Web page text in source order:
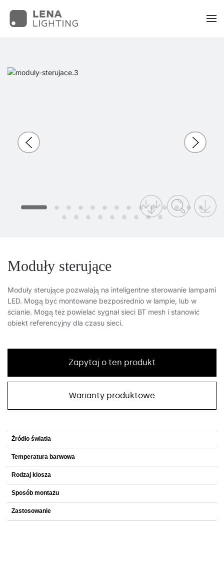
Moduły sterujące
Moduły sterujące pozwalają na inteligentne sterowanie lampami
LED. Mogą być montowane bezpośrednio w lampie, lub w
ścianie. Mogą też powielać sygnał sieci BT mesh i stanowić
obiekt referencyjny dla czasu sieci.
Zapytaj o ten produkt
Warianty produktowe
Źródło światła
Temperatura barwowa
Rodzaj klosza
Sposób montażu
Zastosowanie